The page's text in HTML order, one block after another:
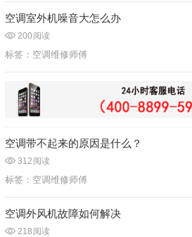
空调室外机噪音大怎么办
200 阅读
标签： 空调维修师傅
空调带不起来的原因是什么？
312 阅读
标签： 空调维修师傅
空调外风机故障如何解决
218 阅读